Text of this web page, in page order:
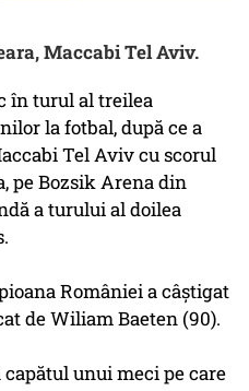
Maccabi Tel Aviv.
în turul al treilea
la fotbal, după ce a
Tel Aviv cu scorul
pe Bozsik Arena din
a turului al doilea
României a câştigat
de Wiliam Baeten (90).
unui meci pe care